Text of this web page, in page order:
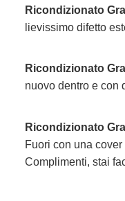
Ricondizionato
lievissimo difetto
Ricondizionato
nuovo dentro e con
Ricondizionato
Fuori con una
Complimenti, stai